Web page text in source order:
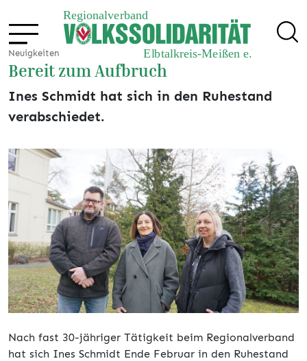
Neuigkeiten
Bereit zum Aufbruch
Ines Schmidt hat sich in den Ruhestand
verabschiedet.
Nach fast 30-jähriger Tätigkeit beim Regionalverband
hat sich Ines Schmidt Ende Februar in den Ruhestand